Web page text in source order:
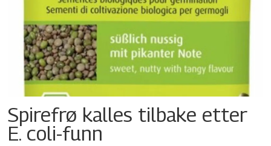
Spirefrø kalles tilbake etter
E. coli-funn